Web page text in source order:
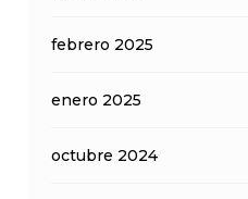
febrero 2025
enero 2025
octubre 2024